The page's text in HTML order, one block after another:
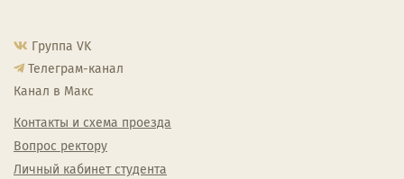
Группа VK
Телеграм-канал
Канал в Макс
Контакты и схема проезда
Вопрос ректору
Личный кабинет студента